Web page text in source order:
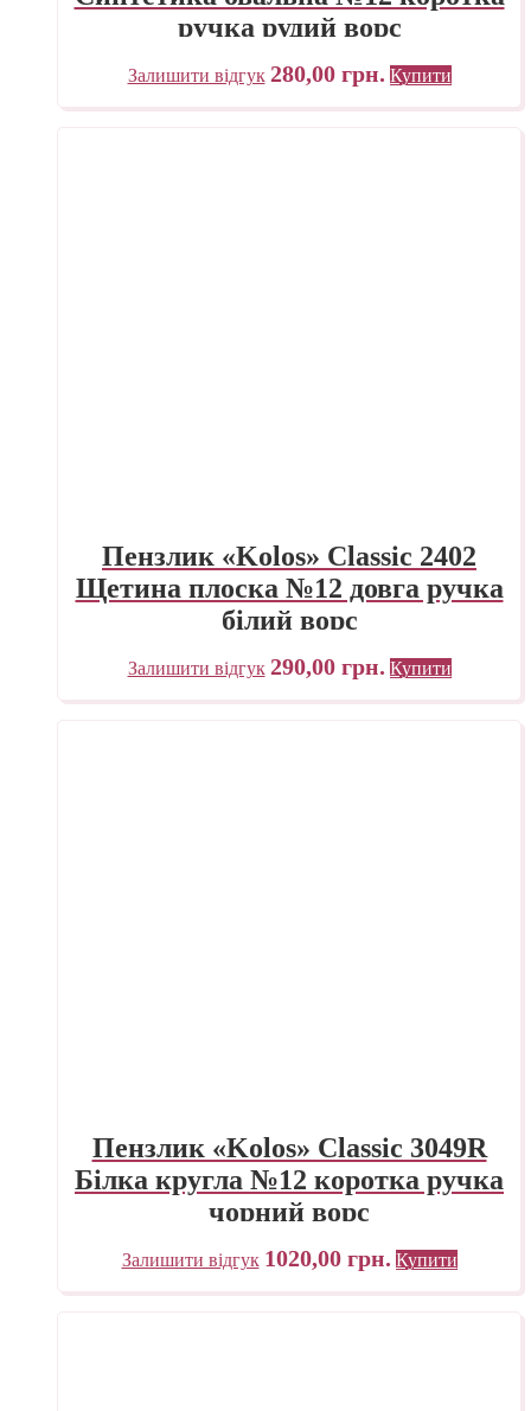
ручка рудий ворс
Залишити відгук 280,00 грн. Купити
Пензлик «Kolos» Classic 2402
Щетина плоска №12 довга ручка
білий ворс
Залишити відгук 290,00 грн. Купити
Пензлик «Kolos» Classic 3049R
Білка кругла №12 коротка ручка
чорний ворс
Залишити відгук 1020,00 грн. Купити